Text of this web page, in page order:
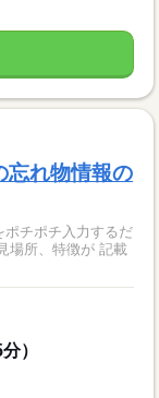
忘れ物情報の
）